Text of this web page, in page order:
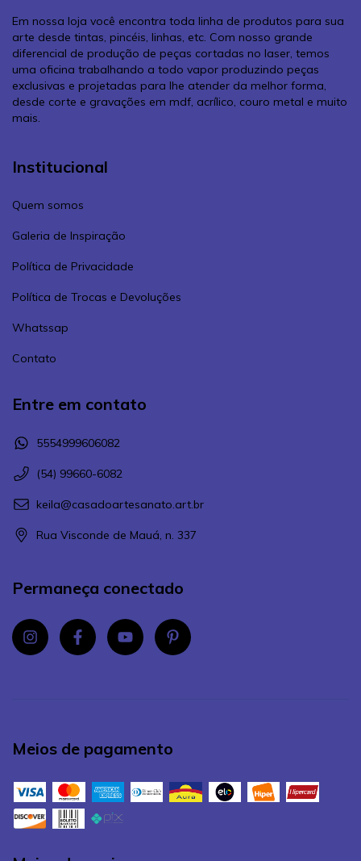
Em nossa loja você encontra toda linha de produtos para sua
arte desde tintas, pincéis, linhas, etc. Com nosso grande
diferencial de produção de peças cortadas no laser, temos
uma oficina trabalhando a todo vapor produzindo peças
exclusivas e projetadas para lhe atender da melhor forma,
desde corte e gravações em mdf, acrílico, couro metal e muito
mais.
Institucional
Quem somos
Galeria de Inspiração
Política de Privacidade
Política de Trocas e Devoluções
Whatssap
Contato
Entre em contato
5554999606082
(54) 99660-6082
keila@casadoartesanato.art.br
Rua Visconde de Mauá, n. 337
Permaneça conectado
Meios de pagamento